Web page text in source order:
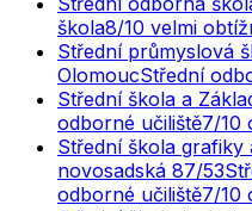
škola8/10 velmi
Střední průmyslová
OlomoucStřední
Střední škola a
odborné učiliště7/10
Střední škola grafiky
novosadská 87/53
odborné učiliště7/10